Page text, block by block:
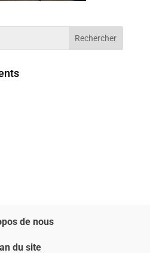
de nous
du site